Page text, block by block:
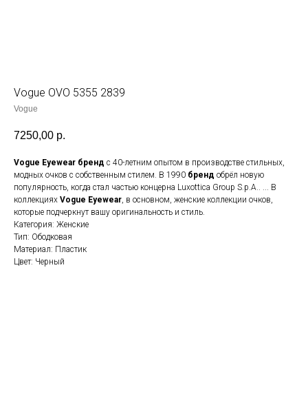
Vogue OVO 5355 2839
Vogue
7250,00 р.
Vogue Eyewear бренд с 40-летним опытом в производстве стильных,
модных очков с собственным стилем. В 1990 бренд обрёл новую
популярность, когда стал частью концерна Luxottica Group S.p.A.. ... В
коллекциях Vogue Eyewear, в основном, женские коллекции очков,
которые подчеркнут вашу оригинальность и стиль.
Категория: Женские
Тип: Ободковая
Материал: Пластик
Цвет: Черный